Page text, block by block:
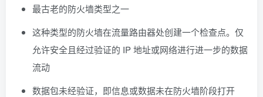
最古老的防火墙类型之一
这种类型的防火墙在流量路由器处创建一个检查点。仅
允许安全且经过验证的 IP 地址或网络进行进一步的数据
流动
数据包未经验证，即信息或数据未在防火墙阶段打开